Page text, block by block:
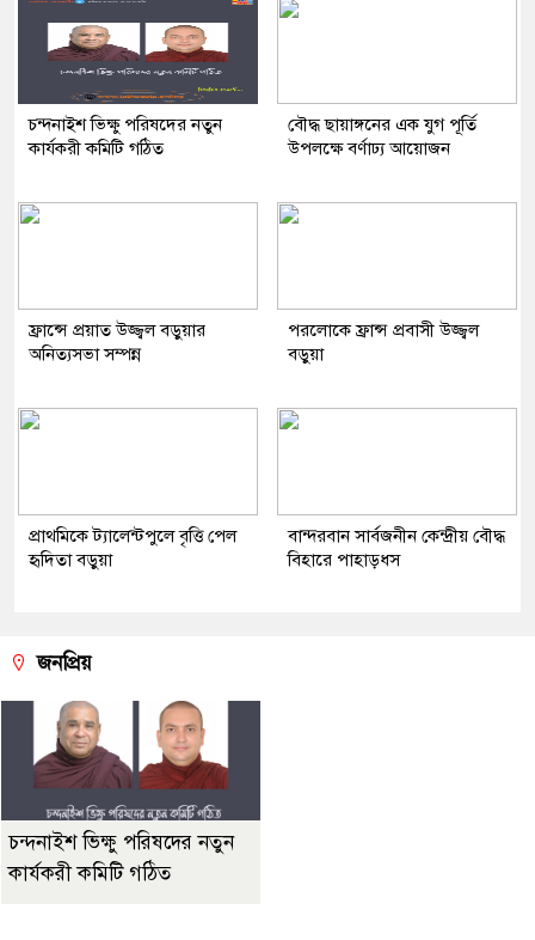
চন্দনাইশ ভিক্ষু পরিষদের নতুন
কার্যকরী কমিটি গঠিত
বৌদ্ধ ছায়াঙ্গনের এক যুগ পূর্তি
উপলক্ষে বর্ণাঢ্য আয়োজন
ফ্রান্সে প্রয়াত উজ্জ্বল বড়ুয়ার
অনিত্যসভা সম্পন্ন
পরলোকে ফ্রান্স প্রবাসী উজ্জ্বল
বড়ুয়া
প্রাথমিকে ট্যালেন্টপুলে বৃত্তি পেল
হৃদিতা বড়ুয়া
বান্দরবান সার্বজনীন কেন্দ্রীয় বৌদ্ধ
বিহারে পাহাড়ধস
জনপ্রিয়
চন্দনাইশ ভিক্ষু পরিষদের নতুন
কার্যকরী কমিটি গঠিত